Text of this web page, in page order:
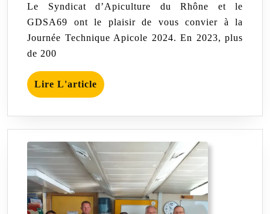
Le Syndicat d’Apiculture du Rhône et le
GDSA69 ont le plaisir de vous convier à la
Journée Technique Apicole 2024. En 2023, plus
de 200
Lire L'article Lire
L'article